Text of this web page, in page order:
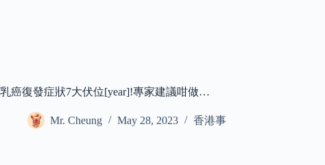
乳癌復發症狀7大伏位[year]!專家建議咁做…
Mr. Cheung May 28, 2023 香港事